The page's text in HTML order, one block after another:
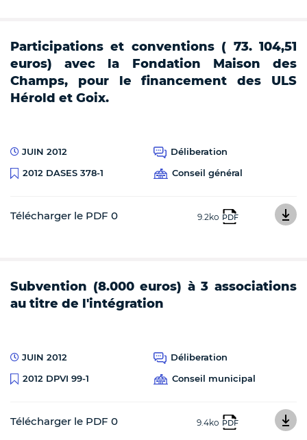
Participations et conventions ( 73. 104,51
euros) avec la Fondation Maison des
Champs, pour le financement des ULS
Hérold et Goix.
JUIN 2012
Déliberation
2012 DASES 378-1
Conseil général
Télécharger le PDF 0 9.2ko PDF
Subvention (8.000 euros) à 3 associations
au titre de l'intégration
JUIN 2012
Déliberation
2012 DPVI 99-1
Conseil municipal
Télécharger le PDF 0 9.4ko PDF